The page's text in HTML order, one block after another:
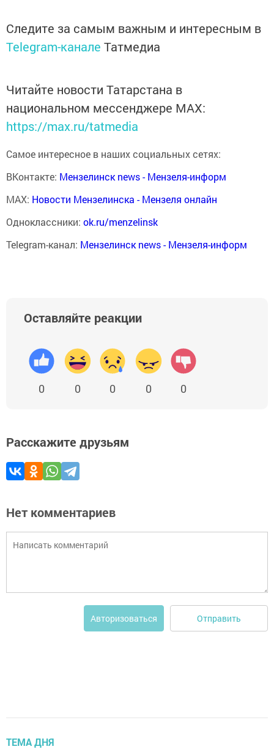
Следите за самым важным и интересным в
Telegram-канале Татмедиа
Читайте новости Татарстана в
национальном мессенджере MАХ:
https://max.ru/tatmedia
Самое интересное в наших социальных сетях:
ВКонтакте: Мензелинск news - Мензеля-информ
MAX: Новости Мензелинска - Мензеля онлайн
Одноклассники: ok.ru/menzelinsk
Telegram-канал: Мензелинск news - Мензеля-информ
Оставляйте реакции
0 0 0 0 0
Расскажите друзьям
Нет комментариев
Авторизоваться Отправить
ТЕМА ДНЯ